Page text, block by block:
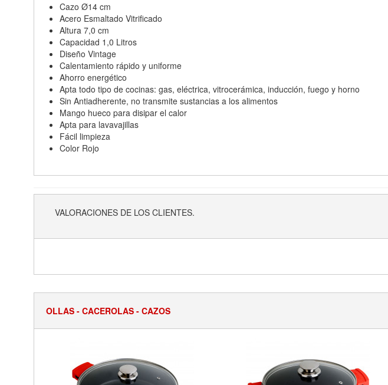
Cazo Ø14 cm
Acero Esmaltado Vitrificado
Altura 7,0 cm
Capacidad 1,0 Litros
Diseño Vintage
Calentamiento rápido y uniforme
Ahorro energético
Apta todo tipo de cocinas: gas, eléctrica, vitrocerámica, inducción, fuego y horno
Sin Antiadherente, no transmite sustancias a los alimentos
Mango hueco para disipar el calor
Apta para lavavajillas
Fácil limpieza
Color Rojo
VALORACIONES DE LOS CLIENTES.
OLLAS - CACEROLAS - CAZOS